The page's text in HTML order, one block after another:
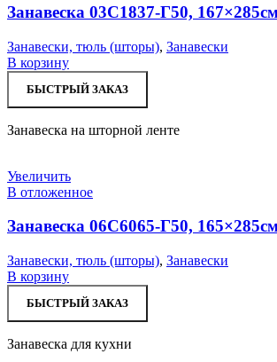
Занавеска 03С1837-Г50,
Занавески, тюль (шторы), Занавески
В корзину
БЫСТРЫЙ ЗАКАЗ
Занавеска на шторной ленте
Увеличить
В отложенное
Занавеска 06С6065-Г50,
Занавески, тюль (шторы), Занавески
В корзину
БЫСТРЫЙ ЗАКАЗ
Занавеска для кухни